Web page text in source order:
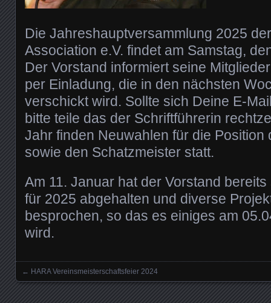
Die Jahreshauptversammlung 2025
Association e.V. findet am Samstag,
Der Vorstand informiert seine
per Einladung, die in den nächsten
verschickt wird. Sollte sich Deine E-
bitte teile das der Schriftführerin
Jahr finden Neuwahlen für die Position
sowie den Schatzmeister statt.
Am 11. Januar hat der Vorstand
für 2025 abgehalten und diverse
besprochen, so das es einiges am
wird.
Posts navigation
← HARA Vereinsmeisterschaftsfeier 2024